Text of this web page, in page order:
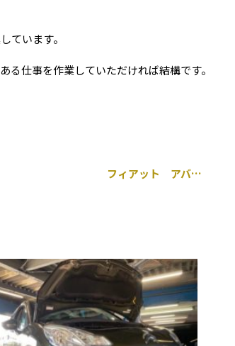
ています。
仕事を作業していただければ結構です。
フィアット アバルト 595 持ち込み タイヤ交換